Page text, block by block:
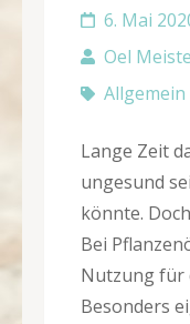
6. Mai
Oel
Allgemein
Lange Zeit
ungesund
könnte.
Bei
Nutzung für
Besonders